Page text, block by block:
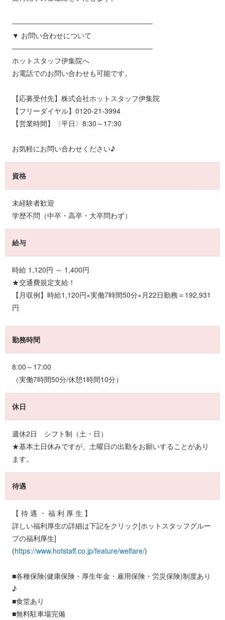
――――――――――――――――――――
▼ お問い合わせについて
――――――――――――――――――――
ホットスタッフ伊集院へ
お電話でのお問い合わせも可能です。
【応募受付先】株式会社ホットスタッフ伊集院
【フリーダイヤル】0120-21-3994
【営業時間】〈平日〉8:30～17:30
お気軽にお問い合わせください♪
資格
未経験者歓迎
学歴不問（中卒・高卒・大卒問わず）
給与
時給 1,120円 ～ 1,400円
★交通費規定支給！
【月収例】時給1,120円×実働7時間50分×月22日勤務＝192,931
円
勤務時間
8:00～17:00
（実働7時間50分/休憩1時間10分）
休日
週休2日 シフト制（土・日）
★基本土日休みですが、土曜日の出勤をお願いすることがあり
ます。
待遇
【 待 遇 ・ 福 利 厚 生 】
詳しい福利厚生の詳細は下記をクリック[ホットスタッフグルー
プの福利厚生]
(https://www.hotstaff.co.jp/feature/welfare/)
■各種保険(健康保険・厚生年金・雇用保険・労災保険)制度あり
♪
■食堂あり
■無料駐車場完備